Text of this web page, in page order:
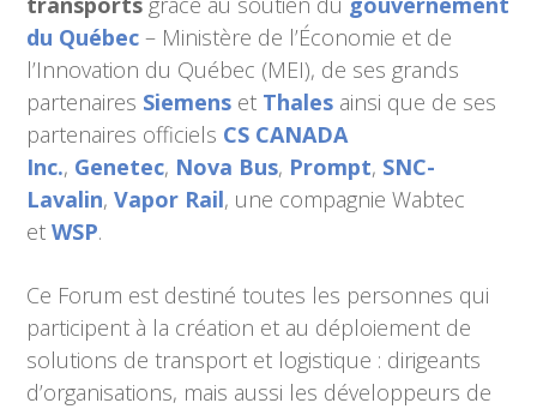
du Québec – Ministère de l’Économie et de
l’Innovation du Québec (MEI), de ses grands
partenaires Siemens et Thales ainsi que de ses
partenaires officiels CS CANADA
Inc., Genetec, Nova Bus, Prompt, SNC-
Lavalin,Vapor Rail, une compagnie Wabtec
etWSP.
Ce Forum est destiné toutes les personnes qui
participent à la création et au déploiement de
solutions de transport et logistique : dirigeants
d’organisations, mais aussi les développeurs de